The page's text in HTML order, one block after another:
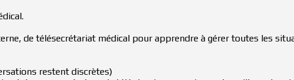
de télésecrétariat médical pour apprendre à gérer toutes les
restent discrètes)